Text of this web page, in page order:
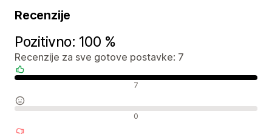
Recenzije
Pozitivno: 100 %
Recenzije za sve gotove postavke: 7
Pozitivne recenzije 7
Neutralne recenzije 0